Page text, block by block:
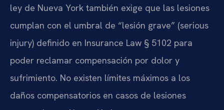
ley de Nueva York también exige que las lesiones
cumplan con el umbral de “lesión grave” (serious
injury) definido en Insurance Law § 5102 para
poder reclamar compensación por dolor y
sufrimiento. No existen límites máximos a los
daños compensatorios en casos de lesiones